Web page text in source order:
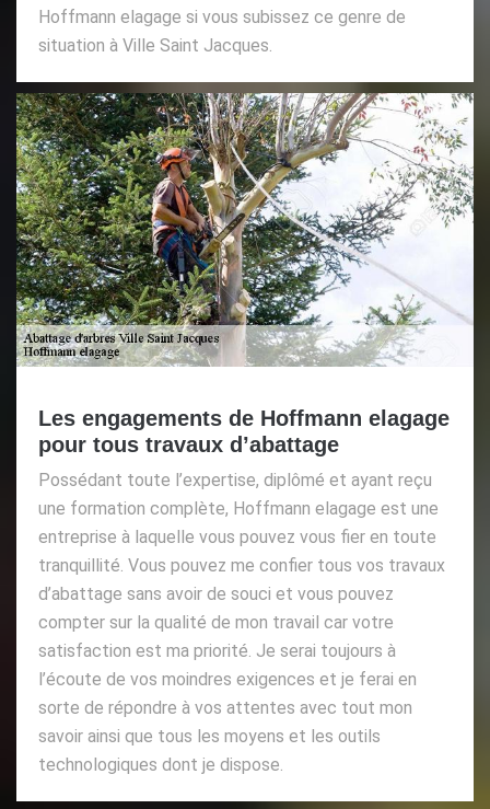
Hoffmann elagage si vous subissez ce genre de
situation à Ville Saint Jacques.
Les engagements de Hoffmann elagage
pour tous travaux d’abattage
Possédant toute l’expertise, diplômé et ayant reçu
une formation complète, Hoffmann elagage est une
entreprise à laquelle vous pouvez vous fier en toute
tranquillité. Vous pouvez me confier tous vos travaux
d’abattage sans avoir de souci et vous pouvez
compter sur la qualité de mon travail car votre
satisfaction est ma priorité. Je serai toujours à
l’écoute de vos moindres exigences et je ferai en
sorte de répondre à vos attentes avec tout mon
savoir ainsi que tous les moyens et les outils
technologiques dont je dispose.